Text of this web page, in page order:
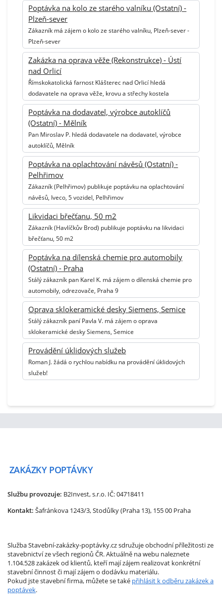
Poptávka na kolo ze starého valníku (Ostatní) -
Plzeň-sever
Zákazník má zájem o kolo ze starého valníku, Plzeň-sever -
Plzeň-sever
Zakázka na oprava věže (Rekonstrukce) - Ústí
nad Orlicí
Římskokatolická farnost Klášterec nad Orlicí hledá
dodavatele na oprava věže, krovu a střechy kostela
Poptávka na dodavatel, výrobce autoklíčů
(Ostatní) - Mělník
Pan Miroslav P. hledá dodavatele na dodavatel, výrobce
autoklíčů, Mělník
Poptávka na oplachtování návěsů (Ostatní) -
Pelhřimov
Zákazník (Pelhřimov) publikuje poptávku na oplachtování
návěsů, Iveco, 5 vozidel, Pelhřimov
Likvidaci břečťanu, 50 m2
Zákazník (Havlíčkův Brod) publikuje poptávku na likvidaci
břečťanu, 50 m2
Poptávka na dílenská chemie pro automobily
(Ostatní) - Praha
Stálý zákazník pan Karel K. má zájem o dílenská chemie pro
automobily, odrezovače, Praha 9
Oprava sklokeramické desky Siemens, Semice
Stálý zákazník paní Pavla V. má zájem o oprava
sklokeramické desky Siemens, Semice
Provádění úklidových služeb
Roman J. žádá o rychlou nabídku na provádění úklidových
služeb!
ZAKÁZKY POPTÁVKY
Službu provozuje: B2Invest, s.r.o. IČ: 04718411
Kontakt: Šafránkova 1243/3, Stodůlky (Praha 13), 155 00 Praha
Služba Stavební-zakázky-poptávky.cz sdružuje obchodní příležitosti ze
stavebnictví ze všech regionů ČR. Aktuálně na webu naleznete
1.104.528 zakázek od klientů, kteří mají zájem realizovat konkrétní
stavební činnost či mají zájem o dodávku materiálu.
Pokud jste stavební firma, můžete se také přihlásit k odběru zakázek a
poptávek.